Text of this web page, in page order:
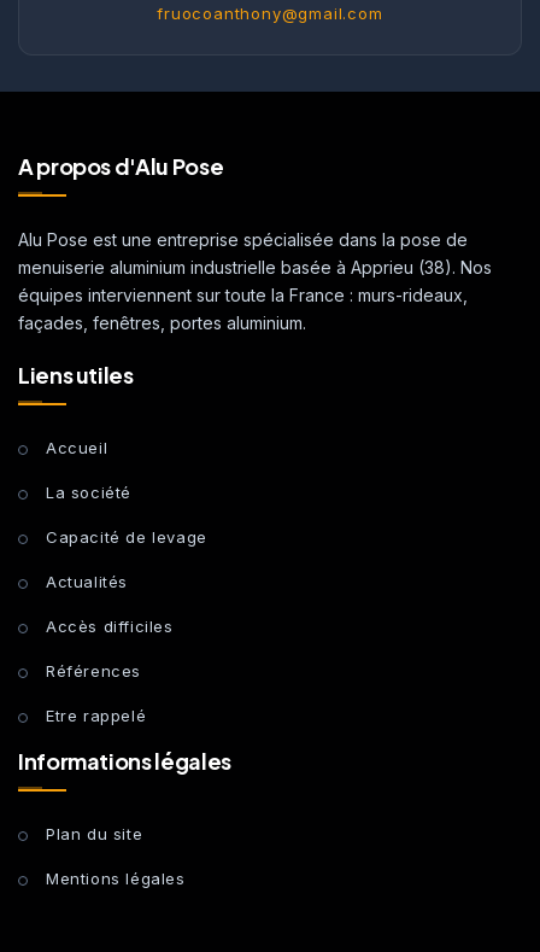
fruocoanthony@gmail.com
A propos d'Alu Pose
Alu Pose est une entreprise spécialisée dans la pose de
menuiserie aluminium industrielle basée à Apprieu (38). Nos
équipes interviennent sur toute la France : murs-rideaux,
façades, fenêtres, portes aluminium.
Liens utiles
Accueil
La société
Capacité de levage
Actualités
Accès difficiles
Références
Etre rappelé
Informations légales
Plan du site
Mentions légales